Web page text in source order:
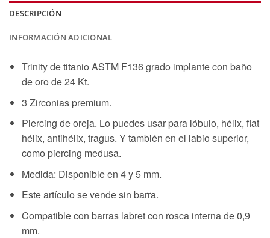
DESCRIPCIÓN
INFORMACIÓN ADICIONAL
Trinity de titanio ASTM F136 grado implante con baño
de oro de 24 Kt.
3 Zirconias premium.
Piercing de oreja. Lo puedes usar para lóbulo, hélix, flat
hélix, antihélix, tragus. Y también en el labio superior,
como piercing medusa.
Medida: Disponible en 4 y 5 mm.
Este artículo se vende sin barra.
Compatible con barras labret con rosca interna de 0,9
mm.